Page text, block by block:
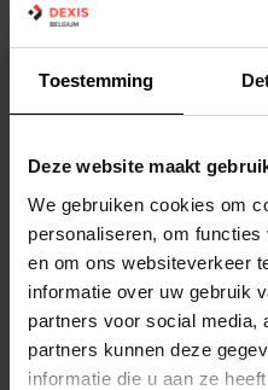
Toestemming
Deze website maakt
We gebruiken cookies om
personaliseren, om
en om ons websiteverkeer
informatie over uw gebruik
partners voor social media,
partners kunnen deze
informatie die u aan ze
Marque:
3
Classe de danger: GHS07
Densité relative:
0,889
EA
En stock : disponible 1